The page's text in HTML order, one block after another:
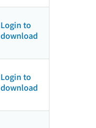
Login to
download
Login to
download